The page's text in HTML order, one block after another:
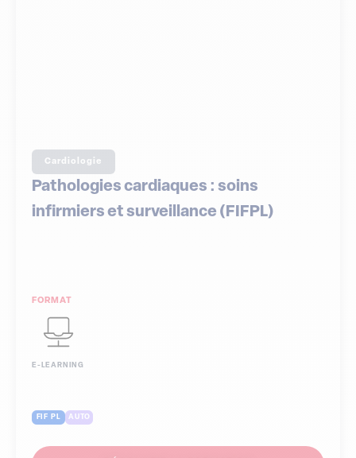
Cardiologie
Pathologies cardiaques : soins
infirmiers et surveillance (FIFPL)
FORMAT
E-LEARNING
FIF PL AUTO